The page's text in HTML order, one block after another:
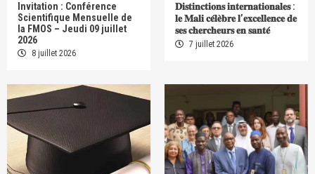
Invitation : Conférence
Scientifique Mensuelle de
la FMOS – Jeudi 09 juillet
2026
8 juillet 2026
𝐃𝐢𝐬𝐭𝐢𝐧𝐜𝐭𝐢𝐨𝐧𝐬 𝐢𝐧𝐭𝐞𝐫𝐧𝐚𝐭𝐢𝐨𝐧𝐚𝐥𝐞𝐬 :
𝐥𝐞 𝐌𝐚𝐥𝐢 𝐜𝐞́𝐥𝐞̀𝐛𝐫𝐞 𝐥’𝐞𝐱𝐜𝐞𝐥𝐥𝐞𝐧𝐜𝐞 𝐝𝐞
𝐬𝐞𝐬 𝐜𝐡𝐞𝐫𝐜𝐡𝐞𝐮𝐫𝐬 𝐞𝐧 𝐬𝐚𝐧𝐭𝐞́
7 juillet 2026